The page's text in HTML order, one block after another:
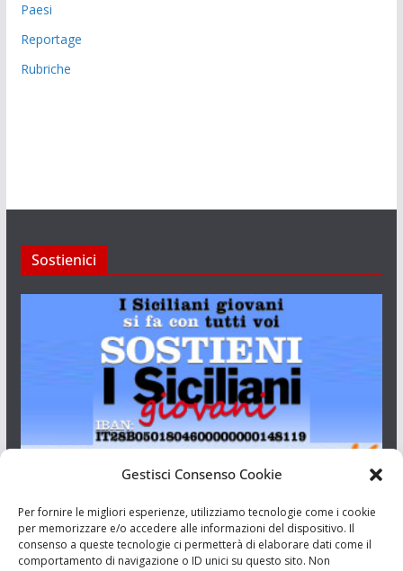
Gestisci Consenso Cookie
Per fornire le migliori esperienze, utilizziamo tecnologie come i cookie
per memorizzare e/o accedere alle informazioni del dispositivo. Il
consenso a queste tecnologie ci permetterà di elaborare dati come il
comportamento di navigazione o ID unici su questo sito. Non
Paesi
Reportage
Rubriche
Sostienici
Aut. del tribunale di Catania n.23/2011 del 20/09/2011 Dir.